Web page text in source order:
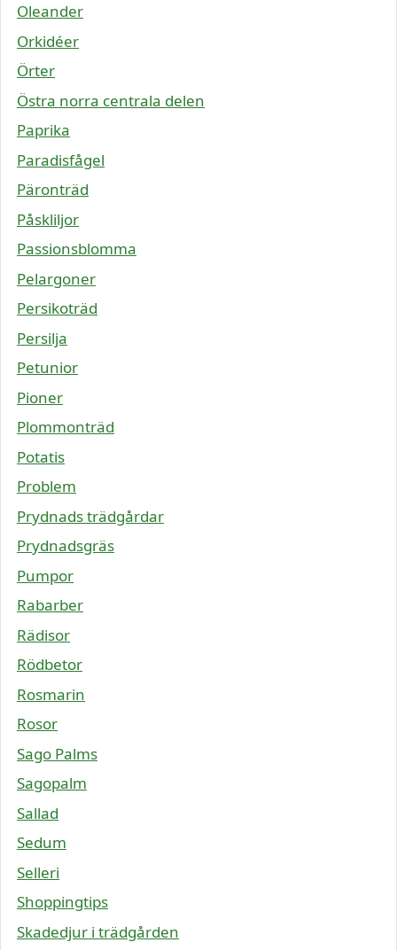
Oleander
Orkidéer
Örter
Östra norra centrala delen
Paprika
Paradisfågel
Päronträd
Påskliljor
Passionsblomma
Pelargoner
Persikoträd
Persilja
Petunior
Pioner
Plommonträd
Potatis
Problem
Prydnads trädgårdar
Prydnadsgräs
Pumpor
Rabarber
Rädisor
Rödbetor
Rosmarin
Rosor
Sago Palms
Sagopalm
Sallad
Sedum
Selleri
Shoppingtips
Skadedjur i trädgården